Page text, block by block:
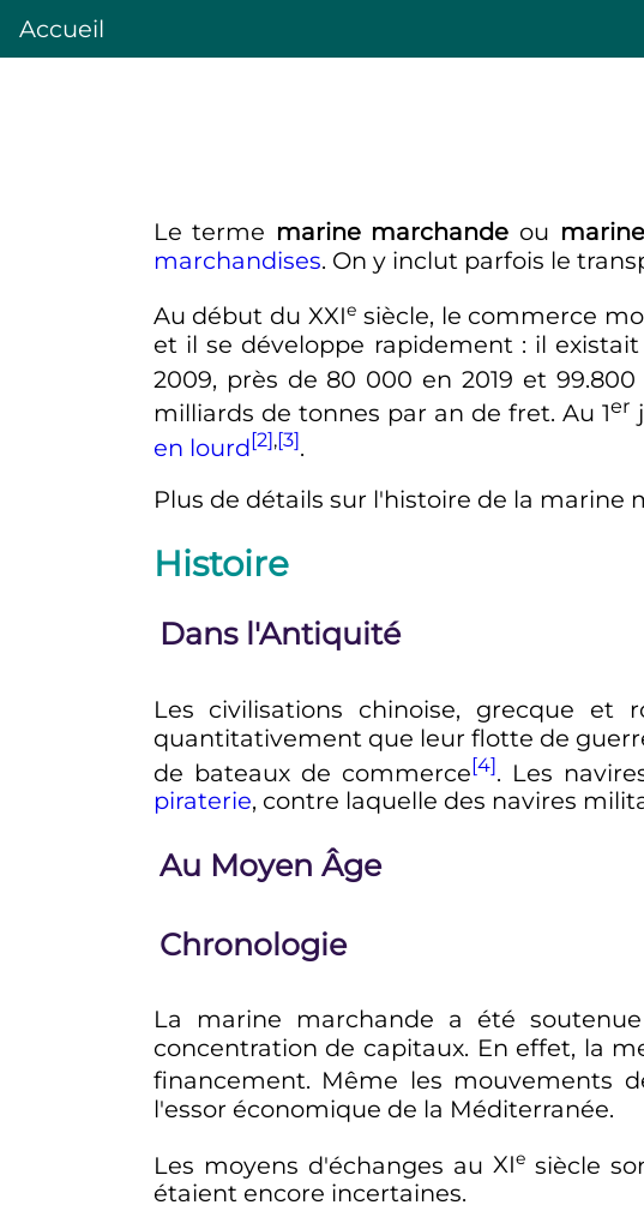
Accueil
Le terme marine marchande ou
marchandises. On y inclut parfois le
Au début du XXIe siècle, le commerce
et il se développe rapidement : il
2009, près de 80 000 en 2019 et
milliards de tonnes par an de fret. Au 1er
en lourd[2],[3].
Plus de détails sur l'histoire de la
Histoire
Dans l'Antiquité
Les civilisations chinoise, grecque et
quantitativement que leur flotte de
de bateaux de commerce[4]. Les
piraterie, contre laquelle des navires
Au Moyen Âge
Chronologie
La marine marchande a été
concentration de capitaux. En effet, la
financement. Même les mouvements
l'essor économique de la Méditerranée.
Les moyens d'échanges au XIe siècle
étaient encore incertaines.